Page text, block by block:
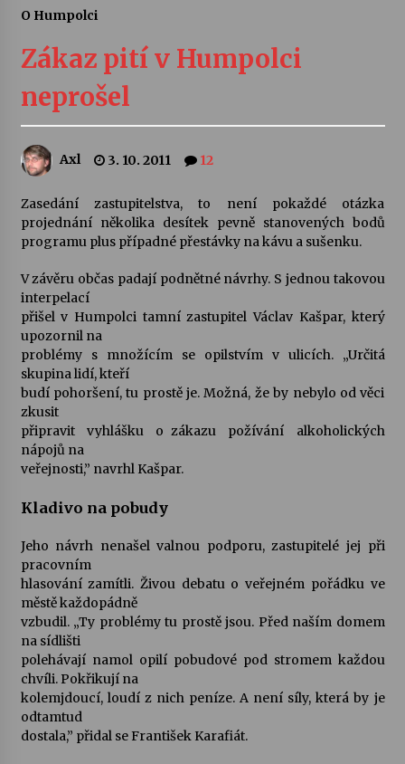
Sukuba Ensemble
4. 8. 2026
kapkou
Veselí muzikanti
30. 7. 2026
Pozvánka na integrační festival Quijotova
28. 7. 2026
Letní koncerty ve Stromovce: Kolchoz a
Jenakaši
28. 7. 2026
23. 7. 2026
22. 7. 2026
Vysočinka
17. 7. 2026
Ozvěny prázdnin
O Humpolci
Zákaz pití v Humpolci
neprošel
Axl 3. 10. 2011 12
Zasedání zastupitelstva, to není pokaždé otázka
projednání několika desítek pevně stanovených bodů
programu plus případné přestávky na kávu a sušenku.
V závěru občas padají podnětné návrhy. S jednou takovou
interpelací
přišel v Humpolci tamní zastupitel Václav Kašpar, který
upozornil na
problémy s množícím se opilstvím v ulicích. „Určitá
skupina lidí, kteří
budí pohoršení, tu prostě je. Možná, že by nebylo od věci
zkusit
připravit vyhlášku o zákazu požívání alkoholických
nápojů na
veřejnosti,” navrhl Kašpar.
Kladivo na pobudy
Jeho návrh nenašel valnou podporu, zastupitelé jej při
pracovním
hlasování zamítli. Živou debatu o veřejném pořádku ve
městě každopádně
vzbudil. „Ty problémy tu prostě jsou. Před naším domem
na sídlišti
polehávají namol opilí pobudové pod stromem každou
chvíli. Pokřikují na
kolemjdoucí, loudí z nich peníze. A není síly, která by je
odtamtud
dostala,” přidal se František Karafiát.